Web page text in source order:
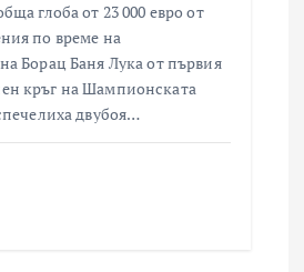
глоба от 23 000 евро от
по време на
Борац Баня Лука от първия
кръг на Шампионската
двубоя…